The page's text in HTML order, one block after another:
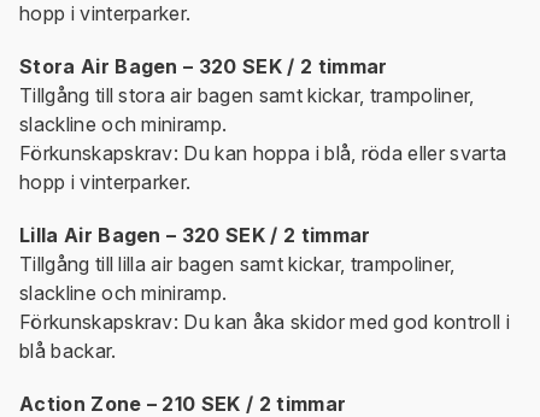
hopp i vinterparker.
Stora Air Bagen – 320 SEK / 2 timmar
Tillgång till stora air bagen samt kickar, trampoliner,
slackline och miniramp.
Förkunskapskrav: Du kan hoppa i blå, röda eller svarta
hopp i vinterparker.
Lilla Air Bagen – 320 SEK / 2 timmar
Tillgång till lilla air bagen samt kickar, trampoliner,
slackline och miniramp.
Förkunskapskrav: Du kan åka skidor med god kontroll i
blå backar.
Action Zone – 210 SEK / 2 timmar